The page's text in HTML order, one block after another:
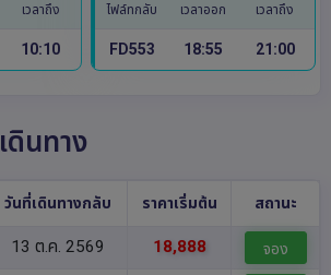
เวลาถึง
10:10
ไฟล์ทกลับ เวลาออก เวลาถึง
FD553 18:55 21:00
ดินทาง
วันที่เดินทางกลับ ราคาเริ่มต้น สถานะ
13 ต.ค. 2569 18,888 จอง